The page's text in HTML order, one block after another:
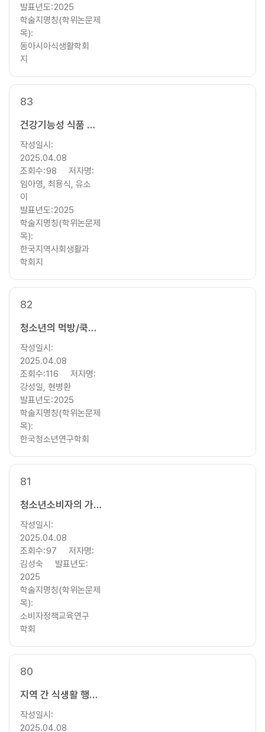
발표년도:2025
학술지명칭(학위논문제
목):
동아시아식생활학회
지
83
건강기능성 식품 취득 방식에 따른 시니어 소비자의 소비행동 연구
작성일시:
2025.04.08
조회수:98
저자명:
임아영, 최용식, 유소
이
발표년도:2025
학술지명칭(학위논문제
목):
한국지역사회생활과
학회지
82
청소년의 먹방/쿡방 시청 수준과 식품선택요인이 식생활 만족도에 미치는 영향: 건강관심도의 매개효과를 중심으로
작성일시:
2025.04.08
조회수:116
저자명:
강성일, 현병환
발표년도:2025
학술지명칭(학위논문제
목):
한국청소년연구학회
81
청소년소비자의 가족환경요인, 식생활라이프스타일, 식품소비행태가 식생활만족도에 미치는 영향
작성일시:
2025.04.08
조회수:97
저자명:
김성숙
발표년도:
2025
학술지명칭(학위논문제
목):
소비자정책교육연구
학회
80
지역 간 식생활 행태 및 만족도 차이에 대한 연구: 도시와 비도시 비교를 중심으로
작성일시:
2025.04.08